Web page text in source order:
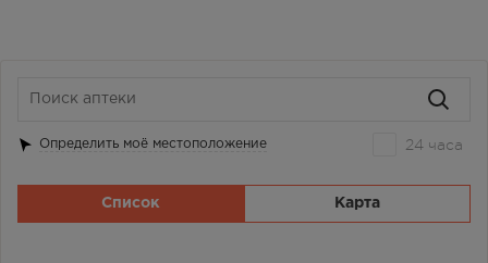
Определить моё местоположение 24 часа
Список Карта